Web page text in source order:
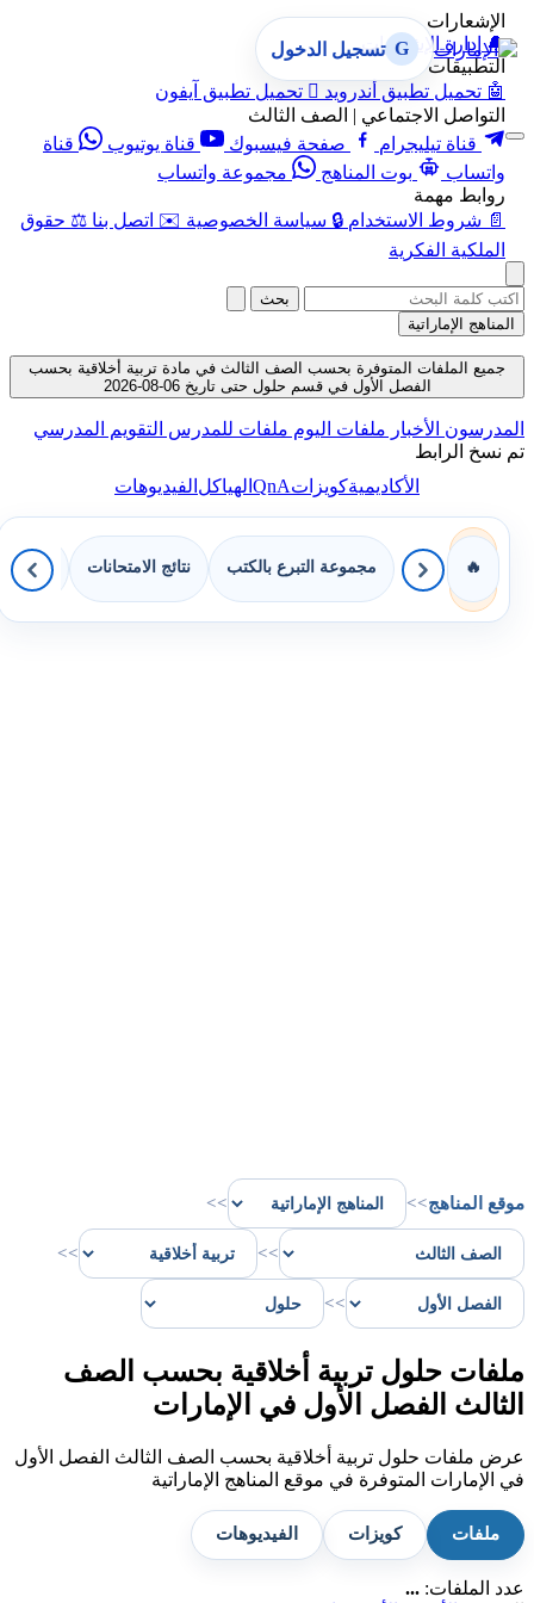
الإشعارات
🔔 إدارة الإشعارات
التطبيقات
🤖 تحميل تطبيق أندرويد  تحميل تطبيق آيفون
التواصل الاجتماعي | الصف الثالث
قناة تيليجرام
صفحة فيسبوك قناة يوتيوب
قناة
واتساب
بوت المناهج
مجموعة واتساب
روابط مهمة
📄 شروط الاستخدام 🔒 سياسة الخصوصية ✉️ اتصل بنا ⚖️ حقوق
الملكية الفكرية
G تسجيل الدخول
بحث
المناهج الإماراتية
جميع الملفات المتوفرة بحسب الصف الثالث في مادة تربية أخلاقية بحسب
الفصل الأول في قسم حلول حتى تاريخ 06-08-2026
المدرسون الأخبار ملفات اليوم ملفات للمدرس التقويم المدرسي
تم نسخ الرابط
الأكاديميةكويزاتQnAالهياكلالفيديوهات
🔥 مجموعة التبرع بالكتب نتائج الامتحانات
موقع المناهج>>
>>
>>
>>
>>
ملفات حلول تربية أخلاقية بحسب الصف
الثالث الفصل الأول في الإمارات
عرض ملفات حلول تربية أخلاقية بحسب الصف الثالث الفصل الأول
في الإمارات المتوفرة في موقع المناهج الإماراتية
ملفات كويزات الفيديوهات
عدد الملفات: ...